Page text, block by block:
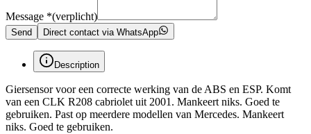
Message *(verplicht)
Send Direct contact via WhatsApp
Description
Giersensor voor een correcte werking van de ABS en ESP. Komt
van een CLK R208 cabriolet uit 2001. Mankeert niks. Goed te
gebruiken. Past op meerdere modellen van Mercedes. Mankeert
niks. Goed te gebruiken.